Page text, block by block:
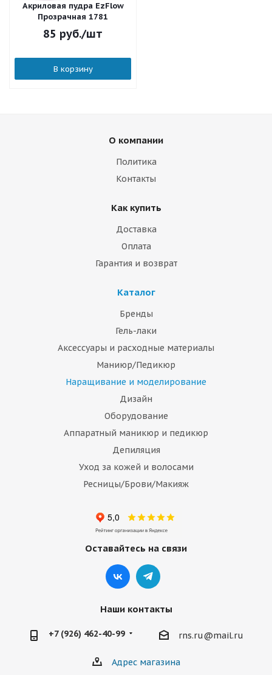
Акриловая пудра EzFlow
Прозрачная 1781
85 руб./шт
В корзину
О компании
Политика
Контакты
Как купить
Доставка
Оплата
Гарантия и возврат
Каталог
Бренды
Гель-лаки
Аксессуары и расходные материалы
Маниюр/Педикюр
Наращивание и моделирование
Дизайн
Оборудование
Аппаратный маникюр и педикюр
Депиляция
Уход за кожей и волосами
Ресницы/Брови/Макияж
Оставайтесь на связи
Наши контакты
+7 (926) 462-40-99 rns.ru@mail.ru
Адрес магазина